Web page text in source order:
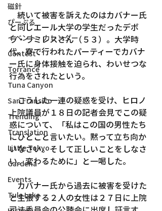
磁針
ぴーぷる
イベント・カレンダー
Contest
Torrance
Tuna Canyon
San Fransico
Trending
Translation
Little Tokyo
Gardena
Events
Tule Lake
続いて被害を訴えたのはカバナー氏
と同じエール大学の学生だったデボ
ラ・ラミレスさん（５３）。大学時
代、寮で行われたパーティーでカバナ
ー氏に身体接触を迫られ、わいせつな
行為をされたという。
こうした一連の疑惑を受け、ヒロノ
上院議員が１８日の記者会見でこの疑
惑について、「私はこの国の男性たち
にひとこと言いたい。黙って立ち向か
いなさい。そして正しいことをしなさ
い。変わるために」と一喝した。
カバナー氏から過去に被害を受けた
と主張する２人の女性は２７日に上院